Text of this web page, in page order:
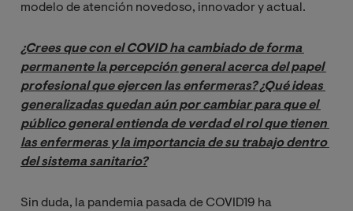
modelo de atención novedoso, innovador y actual.
¿Crees que con el COVID ha cambiado de forma
permanente la percepción general acerca del papel
profesional que ejercen las enfermeras? ¿Qué ideas
generalizadas quedan aún por cambiar para que el
público general entienda de verdad el rol que tienen
las enfermeras y la importancia de su trabajo dentro
del sistema sanitario?
Sin duda, la pandemia pasada de COVID19 ha